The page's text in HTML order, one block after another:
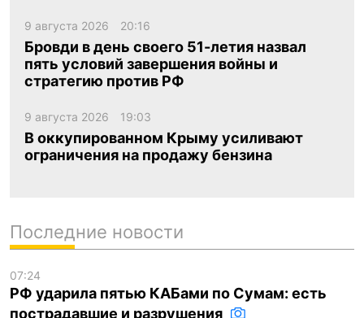
9 августа 2026 20:16
Бровди в день своего 51-летия назвал
пять условий завершения войны и
стратегию против РФ
9 августа 2026 19:03
В оккупированном Крыму усиливают
ограничения на продажу бензина
Последние новости
07:24
РФ ударила пятью КАБами по Сумам: есть
пострадавшие и разрушения